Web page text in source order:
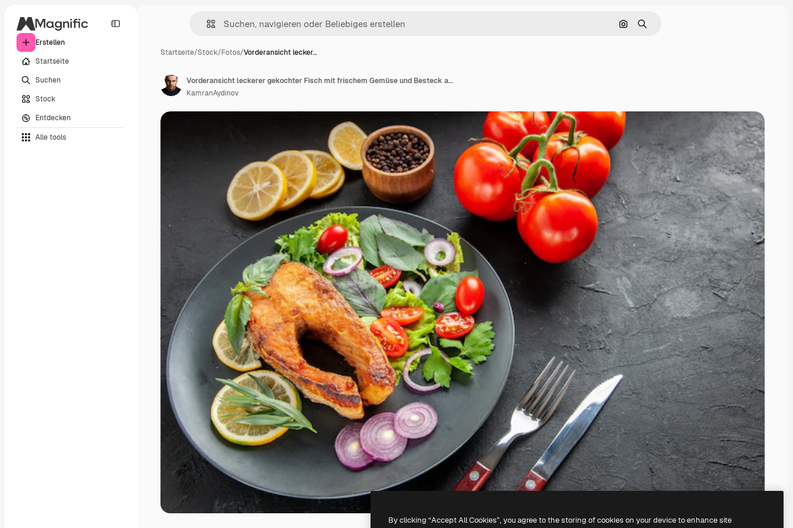
Erstellen
Startseite
Suchen
Stock
Entdecken
Alle tools
Nach Bild suchen
Suchen
Startseite/Stock/Fotos/Vorderansicht lecker…
Vorderansicht leckerer gekochter Fisch mit frischem Gemüse und Besteck auf dunklem Hintergrund Farbe Lebensmittel Foto Gericht Fleisch Meeresfrüchte roh
KamranAydinov
By clicking “Accept All Cookies”, you agree to the storing of cookies on your device to enhance site